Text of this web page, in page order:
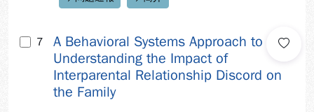
快速連結：
7
A Behavioral Systems Approach to
Understanding the Impact of
Interparental Relationship Discord on
the Family